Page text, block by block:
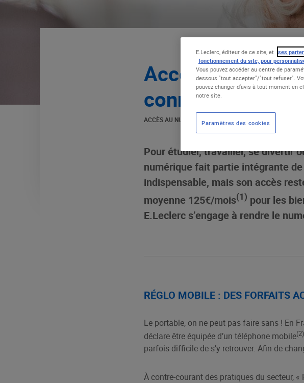
Accès au
connexion pour
ACCÈS AU NUMÉRIQUE 02.03.22
Pour étudier, travailler, se divertir
numérique fait partie intégrante
indispensable, mais son accès
moyenne 125€/mois(1) pour les
E.Leclerc s’engage à rendre le
RÉGLO MOBILE : DES FORFAITS
Le portable, on ne peut pas faire sans ! En
déclare être équipée d’un téléphone mobile(2)
parfois difficile de s’y retrouver. Afin de
À contre-courant des pratiques du secteur,
E.Leclerc, éditeur de ce site, et ses
fonctionnement du site, pour
Vous pouvez accéder au centre de
dessous "tout accepter"/"tout refuser".
pouvez changer d'avis à tout moment en
notre site.
Paramètres des cookies